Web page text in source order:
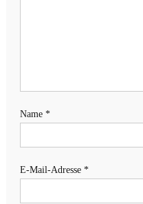
Name *
E-Mail-Adresse *